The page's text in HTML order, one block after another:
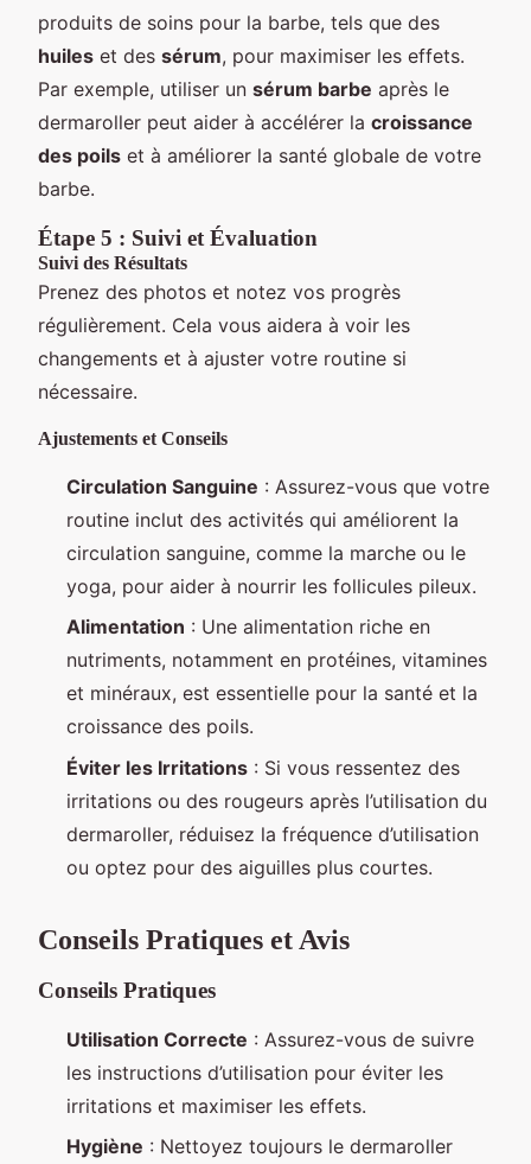
produits de soins pour la barbe, tels que des
huiles et des sérum, pour maximiser les effets.
Par exemple, utiliser un sérum barbe après le
dermaroller peut aider à accélérer la croissance
des poils et à améliorer la santé globale de votre
barbe.
Étape 5 : Suivi et Évaluation
Suivi des Résultats
Prenez des photos et notez vos progrès
régulièrement. Cela vous aidera à voir les
changements et à ajuster votre routine si
nécessaire.
Ajustements et Conseils
Circulation Sanguine : Assurez-vous que votre
routine inclut des activités qui améliorent la
circulation sanguine, comme la marche ou le
yoga, pour aider à nourrir les follicules pileux.
Alimentation : Une alimentation riche en
nutriments, notamment en protéines, vitamines
et minéraux, est essentielle pour la santé et la
croissance des poils.
Éviter les Irritations : Si vous ressentez des
irritations ou des rougeurs après l’utilisation du
dermaroller, réduisez la fréquence d’utilisation
ou optez pour des aiguilles plus courtes.
Conseils Pratiques et Avis
Conseils Pratiques
Utilisation Correcte : Assurez-vous de suivre
les instructions d’utilisation pour éviter les
irritations et maximiser les effets.
Hygiène : Nettoyez toujours le dermaroller